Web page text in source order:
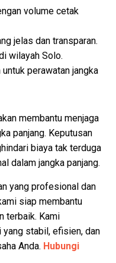
volume cetak
jelas dan transparan.
wilayah Solo.
perawatan jangka
membantu menjaga
panjang. Keputusan
biaya tak terduga
dalam jangka panjang.
yang profesional dan
siap membantu
terbaik. Kami
stabil, efisien, dan
Anda. Hubungi